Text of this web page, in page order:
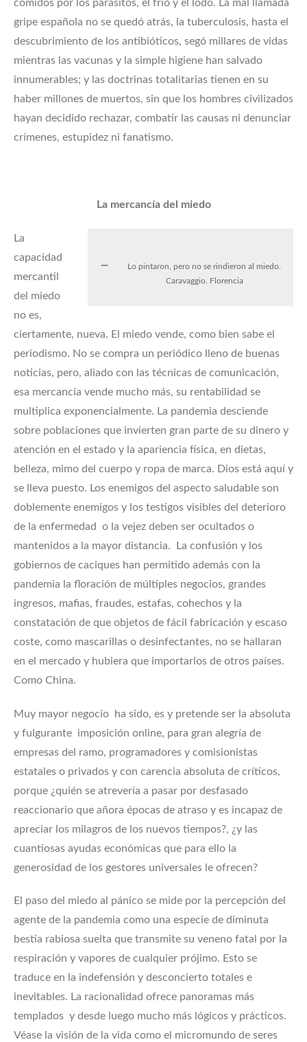
comidos por los parásitos, el frío y el lodo. La mal llamada
gripe española no se quedó atrás, la tuberculosis, hasta el
descubrimiento de los antibióticos, segó millares de vidas
mientras las vacunas y la simple higiene han salvado
innumerables; y las doctrinas totalitarias tienen en su
haber millones de muertos, sin que los hombres civilizados
hayan decidido rechazar, combatir las causas ni denunciar
crímenes, estupidez ni fanatismo.
La mercancía del miedo
Lo pintaron, pero no se rindieron al miedo.
Caravaggio. Florencia
La
capacidad
mercantil
del miedo
no es,
ciertamente, nueva. El miedo vende, como bien sabe el
periodismo. No se compra un periódico lleno de buenas
noticias, pero, aliado con las técnicas de comunicación,
esa mercancía vende mucho más, su rentabilidad se
multiplica exponencialmente. La pandemia desciende
sobre poblaciones que invierten gran parte de su dinero y
atención en el estado y la apariencia física, en dietas,
belleza, mimo del cuerpo y ropa de marca. Dios está aquí y
se lleva puesto. Los enemigos del aspecto saludable son
doblemente enemigos y los testigos visibles del deterioro
de la enfermedad o la vejez deben ser ocultados o
mantenidos a la mayor distancia. La confusión y los
gobiernos de caciques han permitido además con la
pandemia la floración de múltiples negocios, grandes
ingresos, mafias, fraudes, estafas, cohechos y la
constatación de que objetos de fácil fabricación y escaso
coste, como mascarillas o desinfectantes, no se hallaran
en el mercado y hubiera que importarlos de otros países.
Como China.
Muy mayor negocio ha sido, es y pretende ser la absoluta
y fulgurante imposición online, para gran alegría de
empresas del ramo, programadores y comisionistas
estatales o privados y con carencia absoluta de críticos,
porque ¿quién se atrevería a pasar por desfasado
reaccionario que añora épocas de atraso y es incapaz de
apreciar los milagros de los nuevos tiempos?, ¿y las
cuantiosas ayudas económicas que para ello la
generosidad de los gestores universales le ofrecen?
El paso del miedo al pánico se mide por la percepción del
agente de la pandemia como una especie de diminuta
bestia rabiosa suelta que transmite su veneno fatal por la
respiración y vapores de cualquier prójimo. Esto se
traduce en la indefensión y desconcierto totales e
inevitables. La racionalidad ofrece panoramas más
templados y desde luego mucho más lógicos y prácticos.
Véase la visión de la vida como el micromundo de seres